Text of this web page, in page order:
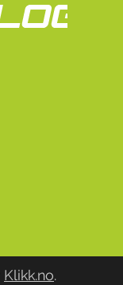
Klikk.no.